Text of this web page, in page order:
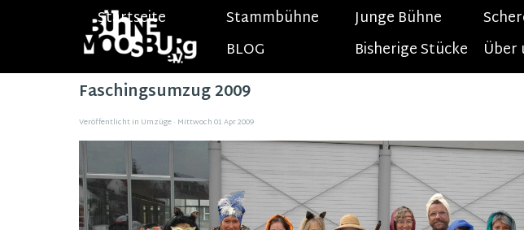
Menü
Startseite Stammbühne Junge Bühne
BLOG
Bisherige Stücke ▼
Über
Faschingsumzug 2009
Veröffentlicht in Umzüge· Mittwoch 01 Apr 2009